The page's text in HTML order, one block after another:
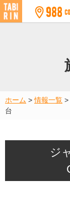
ホーム >情報一覧 >
台
ジ